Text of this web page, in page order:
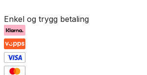
Enkel og trygg betaling